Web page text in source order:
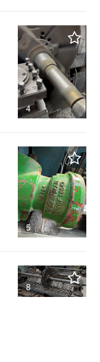
4
5
8